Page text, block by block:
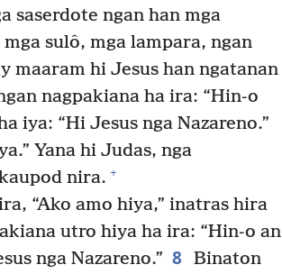
saserdote ngan han mga
sulô, mga lampara, ngan
maaram hi Jesus han ngatanan
nagpakiana ha ira: “Hin-o
iya: “Hi Jesus nga Nazareno.”
Yana hi Judas, nga
nira. +
“Ako amo hiya,” inatras hira
utro hiya ha ira: “Hin-o an
nga Nazareno.” 8 Binaton